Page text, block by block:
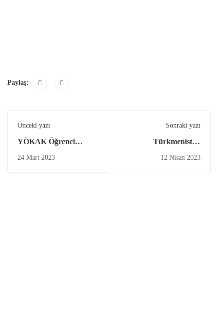
Paylaş:
Önceki yazı
YÖKAK Öğrenci
Değerlendiricileri
24 Mart 2023
Sonraki yazı
Türkmenistan
Heyetinden YÖKAK’a
12 Nisan 2023